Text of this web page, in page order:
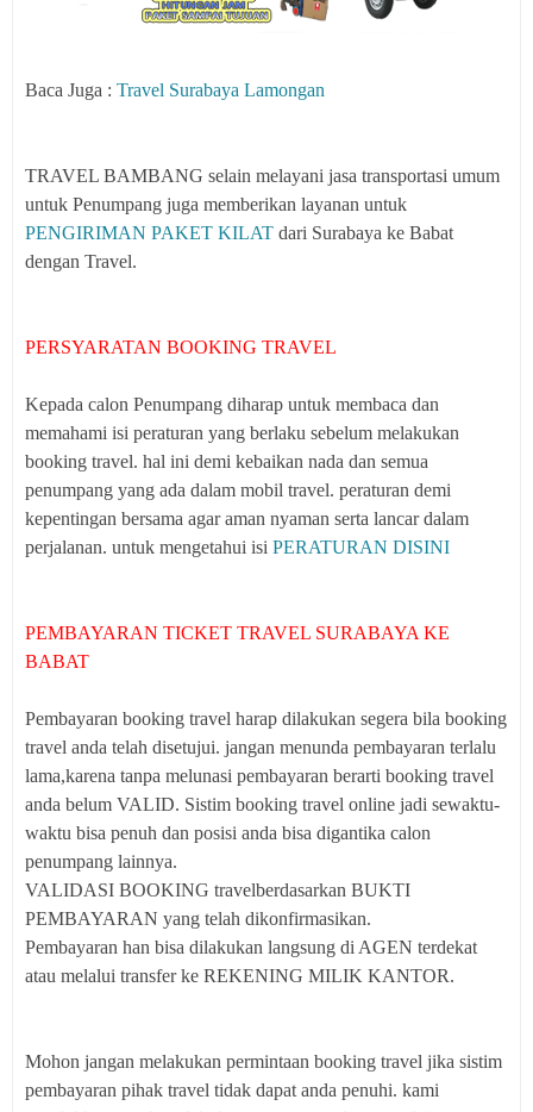
Baca Juga : Travel Surabaya Lamongan
TRAVEL BAMBANG selain melayani jasa transportasi umum
untuk Penumpang juga memberikan layanan untuk
PENGIRIMAN PAKET KILAT dari Surabaya ke Babat
dengan Travel.
PERSYARATAN BOOKING TRAVEL
Kepada calon Penumpang diharap untuk membaca dan
memahami isi peraturan yang berlaku sebelum melakukan
booking travel. hal ini demi kebaikan nada dan semua
penumpang yang ada dalam mobil travel. peraturan demi
kepentingan bersama agar aman nyaman serta lancar dalam
perjalanan. untuk mengetahui isi PERATURAN DISINI
PEMBAYARAN TICKET TRAVEL SURABAYA KE
BABAT
Pembayaran booking travel harap dilakukan segera bila booking
travel anda telah disetujui. jangan menunda pembayaran terlalu
lama,karena tanpa melunasi pembayaran berarti booking travel
anda belum VALID. Sistim booking travel online jadi sewaktu-
waktu bisa penuh dan posisi anda bisa digantika calon
penumpang lainnya.
VALIDASI BOOKING travelberdasarkan BUKTI
PEMBAYARAN yang telah dikonfirmasikan.
Pembayaran han bisa dilakukan langsung di AGEN terdekat
atau melalui transfer ke REKENING MILIK KANTOR.
Mohon jangan melakukan permintaan booking travel jika sistim
pembayaran pihak travel tidak dapat anda penuhi. kami